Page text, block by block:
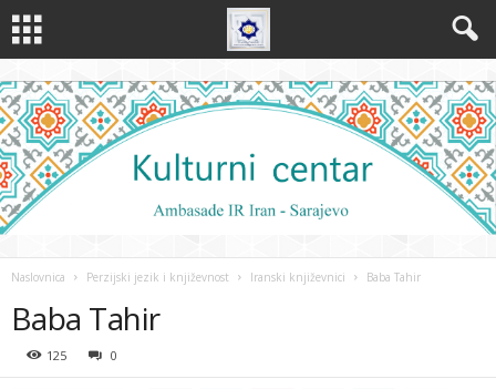
Naslovnica Perzijski jezik i književnost Iranski književnici Baba Tahir
Baba Tahir
125 0